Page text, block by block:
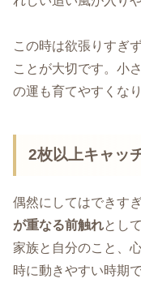
この時は欲張りすぎ
ことが大切です。小
の運も育てやすくなり
2枚以上キャッ
偶然にしてはできす
が重なる前触れとし
家族と自分のこと、
時に動きやすい時期で